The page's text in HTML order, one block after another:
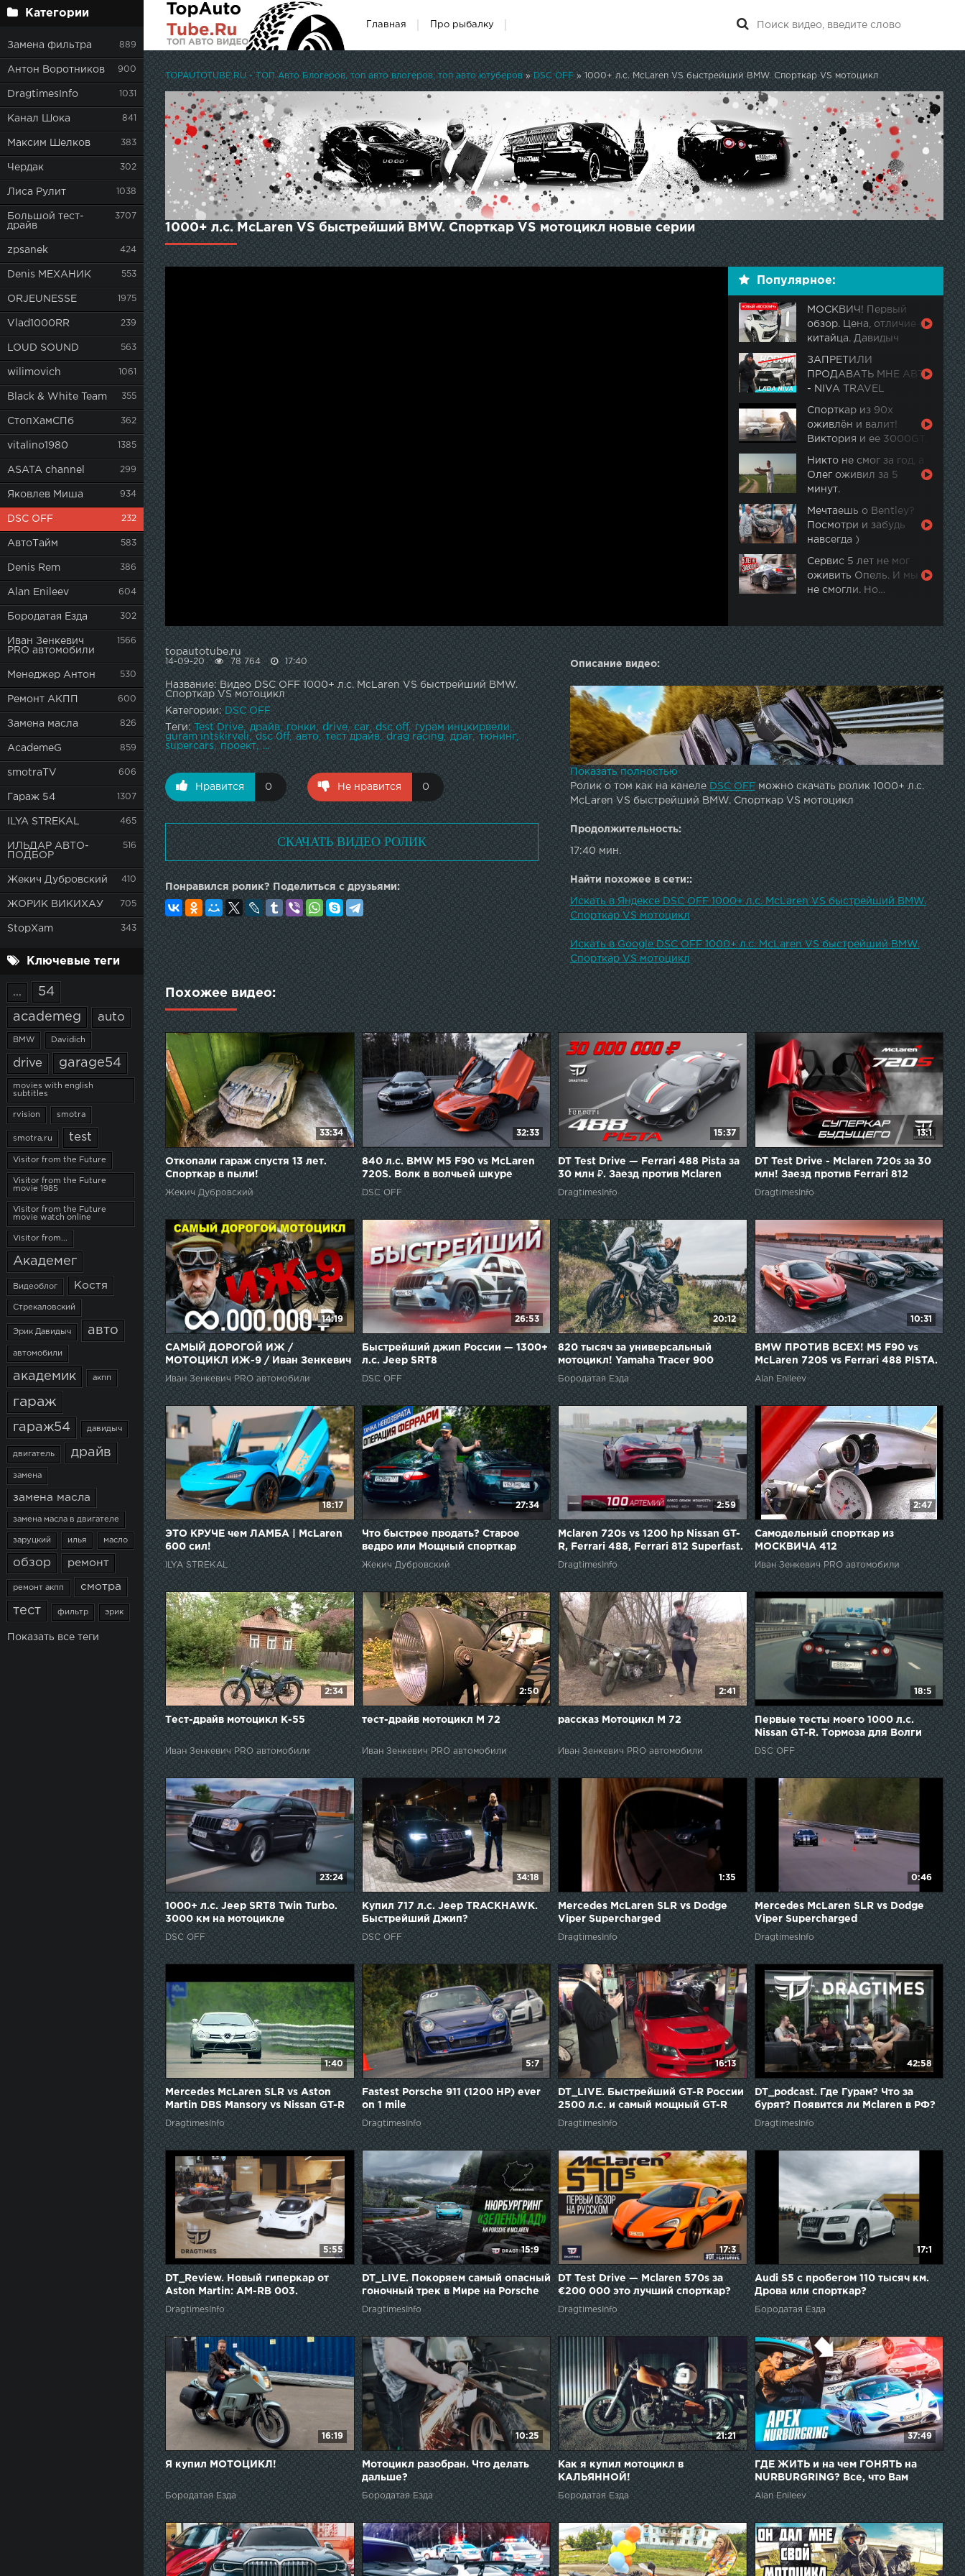
Категории
Замена фильтра 889
Антон Воротников 900
DragtimesInfo 1031
Канал Шока 841
Максим Шелков 383
Чердак 302
Лиса Рулит 1038
Большой тест-
драйв
3707
zpsanek 424
Denis МЕХАНИК 553
ORJEUNESSE 1975
Vlad1000RR 239
LOUD SOUND 563
wilimovich 1061
Black & White Team 355
СтопХамСПб 362
vitalino1980 1385
ASATA channel 299
Яковлев Миша 934
DSC OFF 232
АвтоТайм 583
Denis Rem 386
Alan Enileev 604
Бородатая Езда 302
Иван Зенкевич
PRO автомобили
1566
Менеджер Антон 530
Ремонт АКПП 600
Замена масла 826
AcademeG 859
smotraTV 606
Гараж 54 1307
ILYA STREKAL 465
ИЛЬДАР АВТО-
ПОДБОР
516
Жекич Дубровский 410
ЖОРИК ВИКИХАУ 705
StopXam 343
Ключевые теги
... 54
academeg auto
BMW Davidich
drive garage54
movies with english
subtitles
rvision smotra
smotra.ru test
Visitor from the Future
Visitor from the Future
movie 1985
Visitor from the Future
movie watch online
Visitor from...
Академег
Видеоблог Костя
Стрекаловский
Эрик Давидыч авто
автомобили
академик акпп
гараж
гараж54 давидыч
двигатель драйв
замена
замена масла
замена масла в двигателе
заруцкий илья масло
обзор ремонт
ремонт акпп смотра
тест фильтр эрик
Показать все теги
Главная Про рыбалку
TOPAUTOTUBE.RU - ТОП Авто Блогеров, топ авто влогеров, топ авто ютуберов» DSC OFF » 1000+ л.с. McLaren VS быстрейший BMW. Спорткар VS мотоцикл
1000+ л.с. McLaren VS быстрейший BMW. Спорткар VS мотоцикл новые серии
Популярное:
МОСКВИЧ! Первый
обзор. Цена, отличие от
китайца. Давидыч
ЗАПРЕТИЛИ
ПРОДАВАТЬ МНЕ АВТО
- NIVA TRAVEL
Спорткар из 90х
оживлён и валит!
Виктория и ее 3000GT.
Никто не смог за год, а
Олег оживил за 5
минут.
Мечтаешь о Bentley?
Посмотри и забудь
навсегда )
Сервис 5 лет не мог
оживить Опель. И мы
не смогли. Но…
topautotube.ru
Описание видео:
Показать полностью
Ролик о том как на канелеDSC OFF можно скачать ролик 1000+ л.с.
McLaren VS быстрейший BMW. Спорткар VS мотоцикл
Продолжительность:
17:40 мин.
Найти похожее в сети::
Искать в Яндексе DSC OFF 1000+ л.с. McLaren VS быстрейший BMW.
Спорткар VS мотоцикл
Искать в Google DSC OFF 1000+ л.с. McLaren VS быстрейший BMW.
Спорткар VS мотоцикл
14-09-20 78 764 17:40
Название: Видео DSC OFF 1000+ л.с. McLaren VS быстрейший BMW.
Спорткар VS мотоцикл
Категории:DSC OFF
Теги:
Test Drive драйв гонки drive car dsc off
гурам инцкирвели
guram intskirveli
dsc 0ff авто тест драйв drag racing драг
тюнинг
supercars
проект ...
Нравится 0 Не нравится 0
СКАЧАТЬ ВИДЕО РОЛИК
Понравился ролик? Поделиться с друзьями:
Похожее видео:
33:34
Откопали гараж спустя 13 лет.
Спорткар в пыли!
Жекич Дубровский
32:33
840 л.с. BMW M5 F90 vs McLaren
720S. Волк в волчьей шкуре
DSC OFF
15:37
DT Test Drive — Ferrari 488 Pista за
30 млн ₽. Заезд против Mclaren
720s и BMW M5.
DragtimesInfo
13:1
DT Test Drive - Mclaren 720s за 30
млн! Заезд против Ferrari 812
Superfast.
DragtimesInfo
14:19
САМЫЙ ДОРОГОЙ ИЖ /
МОТОЦИКЛ ИЖ-9 / Иван Зенкевич
Иван Зенкевич PRO автомобили
26:53
Быстрейший джип России — 1300+
л.с. Jeep SRT8
DSC OFF
20:12
820 тысяч за универсальный
мотоцикл! Yamaha Tracer 900
Бородатая Езда
10:31
BMW ПРОТИВ ВСЕХ! M5 F90 vs
McLaren 720S vs Ferrari 488 PISTA.
10 МЛН vs 60 МЛН!
Alan Enileev
18:17
ЭТО КРУЧЕ чем ЛАМБА | McLaren
600 сил!
ILYA STREKAL
27:34
Что быстрее продать? Старое
ведро или Мощный спорткар
Жекич Дубровский
2:59
Mclaren 720s vs 1200 hp Nissan GT-
R, Ferrari 488, Ferrari 812 Superfast.
Unlim highlights.
DragtimesInfo
2:47
Самодельный спорткар из
МОСКВИЧА 412
Иван Зенкевич PRO автомобили
2:34
Тест-драйв мотоцикл К-55
Иван Зенкевич PRO автомобили
2:50
тест-драйв мотоцикл М 72
Иван Зенкевич PRO автомобили
2:41
рассказ Мотоцикл М 72
Иван Зенкевич PRO автомобили
18:5
Первые тесты моего 1000 л.с.
Nissan GT-R. Тормоза для Волги
DSC OFF
23:24
1000+ л.с. Jeep SRT8 Twin Turbo.
3000 км на мотоцикле
DSC OFF
34:18
Купил 717 л.с. Jeep TRACKHAWK.
Быстрейший Джип?
DSC OFF
1:35
Mercedes McLaren SLR vs Dodge
Viper Supercharged
DragtimesInfo
0:46
Mercedes McLaren SLR vs Dodge
Viper Supercharged
DragtimesInfo
1:40
Mercedes McLaren SLR vs Aston
Martin DBS Mansory vs Nissan GT-R
DragtimesInfo
5:7
Fastest Porsche 911 (1200 HP) ever
on 1 mile
DragtimesInfo
16:13
DT_LIVE. Быстрейший GT-R России
2500 л.с. и самый мощный GT-R
России 4000 л.с.
DragtimesInfo
42:58
DT_podcast. Где Гурам? Что за
бурят? Появится ли Mclaren в РФ?
Специальный гость: Дмитрий
Гвазава
DragtimesInfo
5:55
DT_Review. Новый гиперкар от
Aston Martin: AM-RB 003.
Конкурент Mclaren Senna с
технологиями NASA.
DragtimesInfo
15:9
DT_LIVE. Покоряем самый опасный
гоночный трек в Мире на Porsche
718 Cayman GTS и Mclaren 600lt
DragtimesInfo
17:3
DT Test Drive — Mclaren 570s за
€200 000 это лучший спорткар?
DragtimesInfo
17:1
Audi S5 с пробегом 110 тысяч км.
Дрова или спорткар?
Бородатая Езда
16:19
Я купил МОТОЦИКЛ!
Бородатая Езда
10:25
Мотоцикл разобран. Что делать
дальше?
Бородатая Езда
21:21
Как я купил мотоцикл в
КАЛЬЯННОЙ!
Бородатая Езда
37:49
ГДЕ ЖИТЬ и на чем ГОНЯТЬ на
NURBURGRING? Все, что Вам
нужно знать о легендарном треке!
APEXNUERBURG.
Alan Enileev